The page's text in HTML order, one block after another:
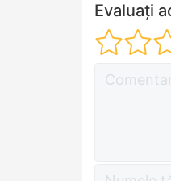
Evaluați